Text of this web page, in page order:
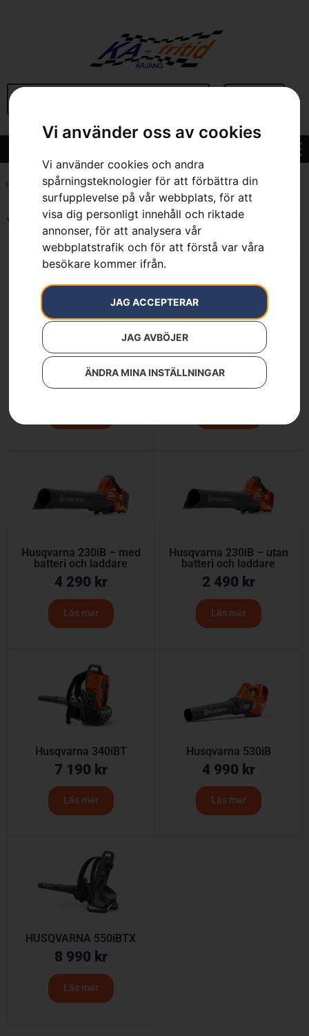
Vi använder oss av cookies
Vi använder cookies och andra
spårningsteknologier för att förbättra din
surfupplevelse på vår webbplats, för att
visa dig personligt innehåll och riktade
annonser, för att analysera vår
webbplatstrafik och för att förstå var våra
besökare kommer ifrån.
JAG ACCEPTERAR
JAG AVBÖJER
ÄNDRA MINA INSTÄLLNINGAR
Hem Sortiment»Trädgård»Lövblås & Lövsug »Batteridrivna Lövblåsar
Visar alla 7 resultat
Husqvarna 120iBV –
med batteri och laddare
Husqvarna 120iBV –
utan batteri och laddare
Husqvarna 230iB – med
batteri och laddare
4 290 kr
Läs mer
Husqvarna 230iB – utan
batteri och laddare
2 490 kr
Läs mer
Husqvarna 340iBT
7 190 kr
Läs mer
Husqvarna 530iB
4 990 kr
Läs mer
HUSQVARNA 550iBTX
8 990 kr
Läs mer